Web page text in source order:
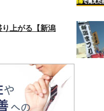
上がる【新潟